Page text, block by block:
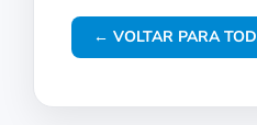
← VOLTAR PARA